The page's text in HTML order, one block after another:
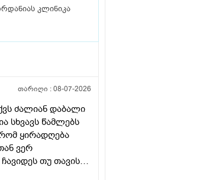
კლინიკა
თარიღი :08-07-2026
ძალიან დაბალი
წამლებს
ყირადღება
ვერ
თუ თავის